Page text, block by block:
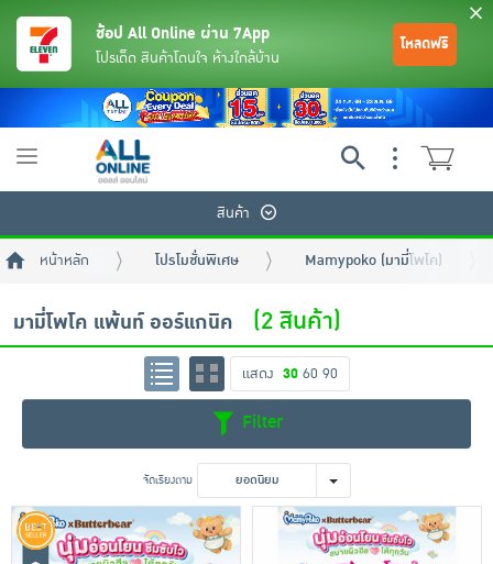
เครื่องปรุงรสและของแห้ง
ช้อป All Online ผ่าน 7App
โปรเด็ด สินค้าโดนใจ ห้างใกล้บ้าน
โหลดฟรี
Toggle
สินค้า
หน้าหลัก โปรโมชั่นพิเศษ Mamypoko (มามี่โพโค)
มามี่โพโค แพ้นท์ ออร์แกนิค (2 สินค้า)
แสดง 30 60 90
Filter
จัดเรียงตาม ยอดนิยม